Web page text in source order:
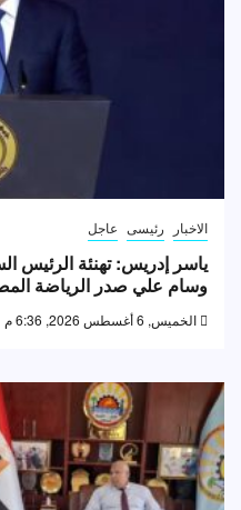
الاخبار رئيسى عاجل
ياسر إدريس: تهنئة الرئيس
وسام علي صدر الرياضة
الخميس, 6 أغسطس 2026, 6:36 م